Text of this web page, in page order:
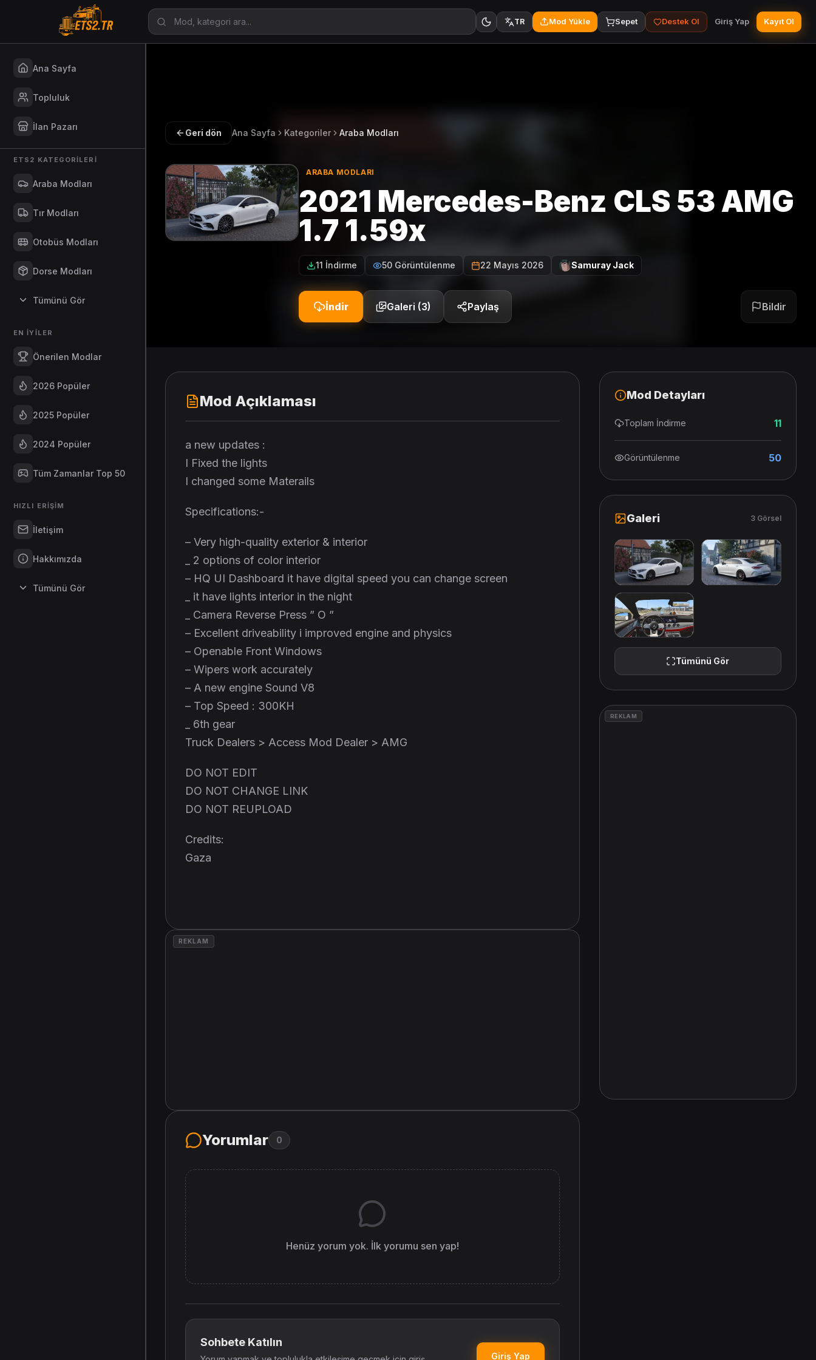
TR Mod Yükle Sepet Destek Ol Giriş Yap Kayıt Ol
Ana Sayfa
Topluluk
İlan Pazarı
ETS2 KATEGORILERI
Araba Modları
Tır Modları
Otobüs Modları
Dorse Modları
Tümünü Gör
EN İYILER
Önerilen Modlar
2026 Popüler
2025 Popüler
2024 Popüler
Tüm Zamanlar Top 50
HIZLI ERIŞIM
İletişim
Hakkımızda
Tümünü Gör
Geri dön Ana Sayfa Kategoriler Araba Modları
ARABA MODLARI
2021 Mercedes-Benz CLS 53 AMG
1.7 1.59x
11 İndirme 50 Görüntülenme 22 Mayıs 2026 Samuray Jack
İndir Galeri (3) Paylaş Bildir
Mod Açıklaması
a new updates :
I Fixed the lights
I changed some Materails
Specifications:-
– Very high-quality exterior & interior
_ 2 options of color interior
– HQ UI Dashboard it have digital speed you can change screen
_ it have lights interior in the night
_ Camera Reverse Press ” O ”
– Excellent driveability i improved engine and physics
– Openable Front Windows
– Wipers work accurately
– A new engine Sound V8
– Top Speed : 300KH
_ 6th gear
Truck Dealers > Access Mod Dealer > AMG
DO NOT EDIT
DO NOT CHANGE LINK
DO NOT REUPLOAD
Credits:
Gaza
REKLAM
Yorumlar 0
Henüz yorum yok. İlk yorumu sen yap!
Sohbete Katılın
Giriş Yap
Mod Detayları
Toplam İndirme 11
Görüntülenme 50
Galeri 3 Görsel
Tümünü Gör
REKLAM